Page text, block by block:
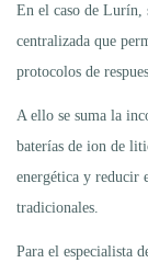
En el caso de Lurín,
centralizada que
protocolos de
A ello se suma la
baterías de ion de
energética y reducir
tradicionales.
Para el especialista